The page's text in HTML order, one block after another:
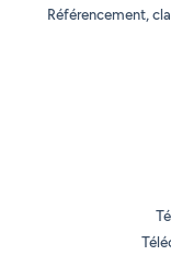
Référencement,